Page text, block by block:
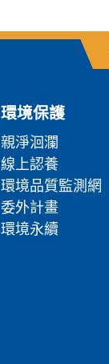
環境保護
親淨洄瀾
線上認養
環境品質監測網
委外計畫
環境永續